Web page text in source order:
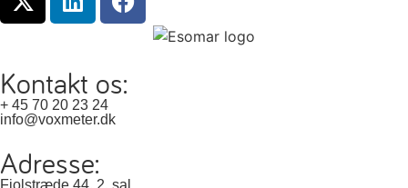
Kontakt os:
+ 45 70 20 23 24
info@voxmeter.dk
Adresse:
Fiolstræde 44, 2. sal